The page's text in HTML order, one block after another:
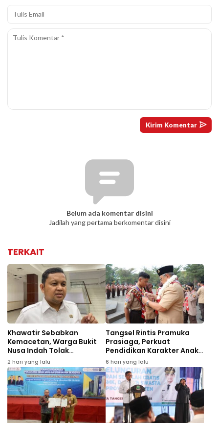
Belum ada komentar disini
Jadilah yang pertama berkomentar disini
TERKAIT
Khawatir Sebabkan
Kemacetan, Warga Bukit
Nusa Indah Tolak
Pembangunan SMPN 25
Tangsel
2 hari yang lalu
Tangsel Rintis Pramuka
Prasiaga, Perkuat
Pendidikan Karakter Anak
Sejak Usia Dini
6 hari yang lalu